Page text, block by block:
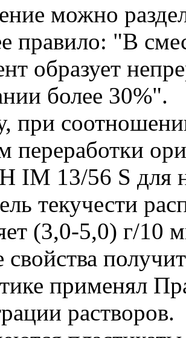
можно
правило: "В
образует
более 30%".
при
переработки
13/56 S для
текучести
(3,0-5,0) г/10
свойства
применял
растворов.